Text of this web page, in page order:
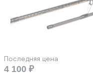
Последняя цена
4 100 ₽